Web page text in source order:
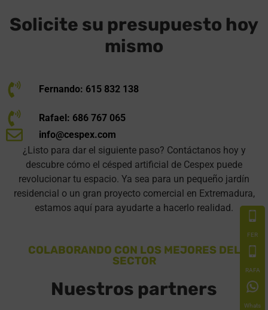
Solicite su presupuesto hoy
mismo
Fernando: 615 832 138
Rafael: 686 767 065
info@cespex.com
¿Listo para dar el siguiente paso? Contáctanos hoy y
descubre cómo el césped artificial de Cespex puede
revolucionar tu espacio. Ya sea para un pequeño jardín
residencial o un gran proyecto comercial en Extremadura,
estamos aquí para ayudarte a hacerlo realidad.
COLABORANDO CON LOS MEJORES DEL
SECTOR
Nuestros partners
FER
RAFA
Whats